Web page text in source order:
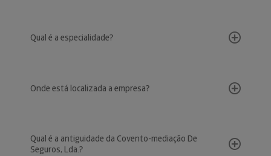
Qual é a especialidade?
Onde está localizada a empresa?
Qual é a antiguidade da Covento-mediação De
Seguros, Lda.?